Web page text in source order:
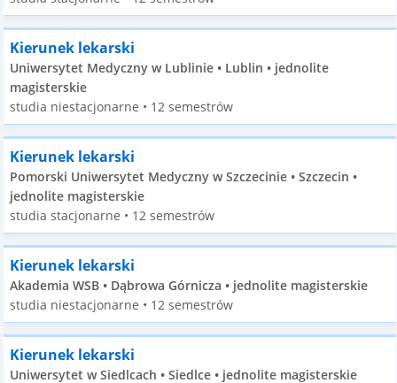
Kierunek lekarski
Uniwersytet Medyczny w Lublinie • Lublin • jednolite
magisterskie
studia niestacjonarne • 12 semestrów
Kierunek lekarski
Pomorski Uniwersytet Medyczny w Szczecinie • Szczecin •
jednolite magisterskie
studia stacjonarne • 12 semestrów
Kierunek lekarski
Akademia WSB • Dąbrowa Górnicza • jednolite magisterskie
studia niestacjonarne • 12 semestrów
Kierunek lekarski
Uniwersytet w Siedlcach • Siedlce • jednolite magisterskie